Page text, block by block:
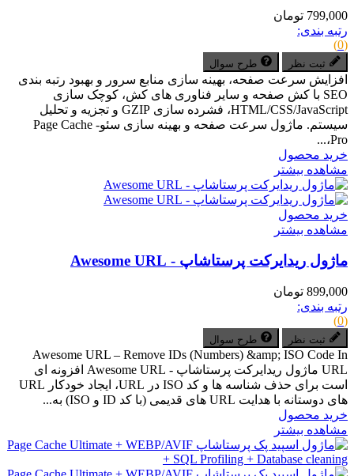
799,000 تومان
رتبه بندی:
(0)
ثبت نظر طرح سوال
افزایش سرعت صفحه، بهینه سازی منابع سرور و بهبود رتبه بندی
SEO با کش صفحه و سایر فناوری های کش، کوچک سازی
HTML/CSS/JavaScript، فشرده سازی GZIP و تجزیه و تحلیل
سیستم. ماژول سرعت صفحه و بهینه سازی سئو- Page Cache
Pro،...
خرید محصول
مشاهده بیشتر
خرید محصول
مشاهده بیشتر
ماژول ریدایرکت پرستاشاپ - Awesome URL
899,000 تومان
رتبه بندی:
(0)
ثبت نظر طرح سوال
Awesome URL – Remove IDs (Numbers) &amp; ISO Code In
URL ماژول ریدایرکت پرستاشاپ - Awesome URL افزونه ای
است برای حذف شناسه ها و کد ISO در URL، ایجاد خودکار URL
های دوستانه با هدایت URL های قدیمی (با کد ID و ISO) به...
خرید محصول
مشاهده بیشتر